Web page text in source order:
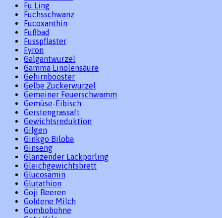
Fu Ling
Fuchsschwanz
Fucoxanthin
Fußbad
Fusspflaster
Fyron
Galgantwurzel
Gamma Linolensäure
Gehirnbooster
Gelbe Zuckerwurzel
Gemeiner Feuerschwamm
Gemüse-Eibisch
Gerstengrassaft
Gewichtsreduktion
Gilgen
Ginkgo Biloba
Ginseng
Glänzender Lackporling
Gleichgewichtsbrett
Glucosamin
Glutathion
Goji Beeren
Goldene Milch
Gombobohne